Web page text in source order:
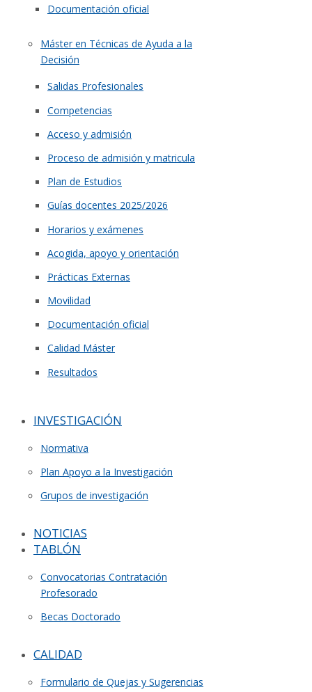
Documentación oficial
Máster en Técnicas de Ayuda a la
Decisión
Salidas Profesionales
Competencias
Acceso y admisión
Proceso de admisión y matricula
Plan de Estudios
Guías docentes 2025/2026
Horarios y exámenes
Acogida, apoyo y orientación
Prácticas Externas
Movilidad
Documentación oficial
Calidad Máster
Resultados
INVESTIGACIÓN
Normativa
Plan Apoyo a la Investigación
Grupos de investigación
NOTICIAS
TABLÓN
Convocatorias Contratación
Profesorado
Becas Doctorado
CALIDAD
Formulario de Quejas y Sugerencias